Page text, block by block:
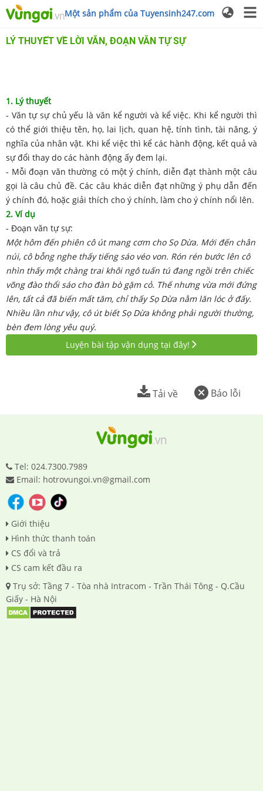
Một sản phẩm của Tuyensinh247.com
LÝ THUYẾT VỀ LỜI VĂN, ĐOẠN VĂN TỰ SỰ
1. Lý thuyết
- Văn tự sự chủ yếu là văn kể người và kể việc. Khi kể người thì
có thể giới thiệu tên, họ, lai lịch, quan hệ, tính tình, tài năng, ý
nghĩa của nhân vật. Khi kể việc thì kể các hành động, kết quả và
sự đổi thay do các hành động ấy đem lại.
- Mỗi đoạn văn thường có một ý chính, diễn đạt thành một câu
gọi là câu chủ đề. Các câu khác diễn đạt những ý phụ dẫn đến
ý chính đó, hoặc giải thích cho ý chính, làm cho ý chính nổi lên.
2. Ví dụ
- Đoạn văn tự sự:
Một hôm đến phiên cô út mang cơm cho Sọ Dừa. Mới đến chân
núi, cô bỗng nghe thấy tiếng sáo véo von. Rón rén bước lên cô
nhìn thấy một chàng trai khôi ngô tuấn tú đang ngồi trên chiếc
võng đào thổi sáo cho đàn bò gặm cỏ. Thế nhưng vừa mới đứng
lên, tất cả đã biến mất tăm, chỉ thấy Sọ Dừa nằm lăn lóc ở đấy.
Nhiều lần như vậy, cô út biết Sọ Dừa không phải người thường,
bèn đem lòng yêu quý.
Luyện bài tập vận dụng tại đây!
Báo lỗi
Tải về
Tel: 024.7300.7989
Email: hotrovungoi.vn@gmail.com
Giới thiệu
Hình thức thanh toán
CS đổi và trả
CS cam kết đầu ra
Trụ sở: Tầng 7 - Tòa nhà Intracom - Trần Thái Tông - Q.Cầu
Giấy - Hà Nội